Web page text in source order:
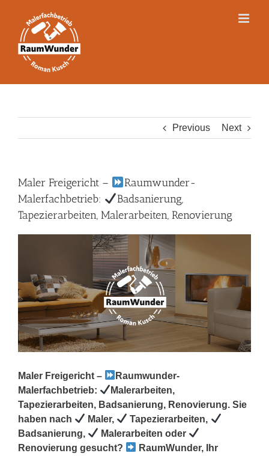
content
Previous Next
Maler Freigericht –
Raumwunder-
Malerfachbetrieb:
Badsanierung,
Tapezierarbeiten, Malerarbeiten, Renovierung
Maler Freigericht –
Raumwunder-
Malerfachbetrieb:
Malerarbeiten,
Tapezierarbeiten, Badsanierung, Renovierung. Sie
haben nach
Maler,
Tapezierarbeiten,
Badsanierung,
Malerarbeiten oder
Renovierung gesucht?
RaumWunder, Ihr